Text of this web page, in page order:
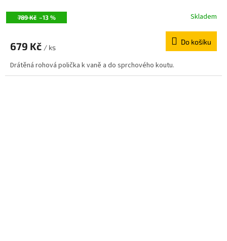
789 Kč –13 % Skladem
679 Kč / ks
Do košíku
Drátěná rohová polička k vaně a do sprchového koutu.